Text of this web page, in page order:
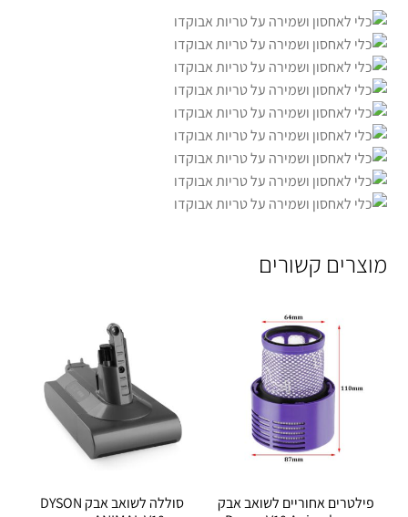
מוצרים קשורים
פילטרים אחוריים לשואב אבק
סוללה לשואב אבק DYSON